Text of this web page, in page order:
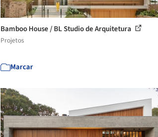
Bamboo House / BL Studio de Arquitetura
Projetos
Marcar